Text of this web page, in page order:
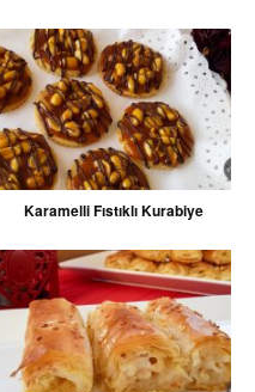
Karamelli Fıstıklı Kurabiye